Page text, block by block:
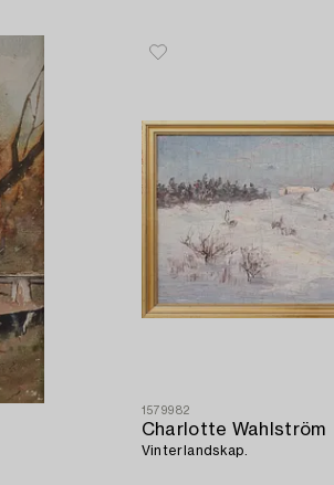
1579982
Charlotte Wahlström
Vinterlandskap.